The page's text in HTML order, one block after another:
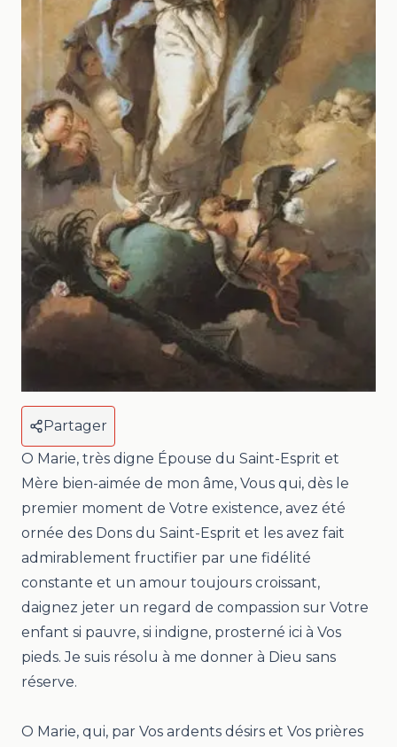
Partager
O Marie, très digne Épouse du Saint-Esprit et
Mère bien-aimée de mon âme, Vous qui, dès le
premier moment de Votre existence, avez été
ornée des Dons du Saint-Esprit et les avez fait
admirablement fructifier par une fidélité
constante et un amour toujours croissant,
daignez jeter un regard de compassion sur Votre
enfant si pauvre, si indigne, prosterné ici à Vos
pieds. Je suis résolu à me donner à Dieu sans
réserve.
O Marie, qui, par Vos ardents désirs et Vos prières